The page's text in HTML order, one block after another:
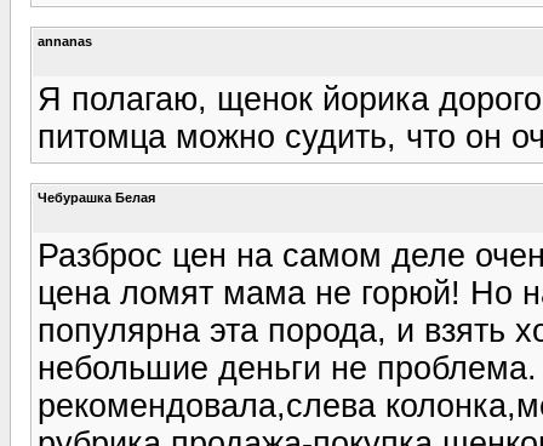
annanas
Я полагаю, щенок йорика
питомца можно судить, что он
Чебурашка Белая
Разброс цен на самом деле
цена ломят мама не горюй! Но
популярна эта порода, и взять
небольшие деньги не
рекомендовала,слева